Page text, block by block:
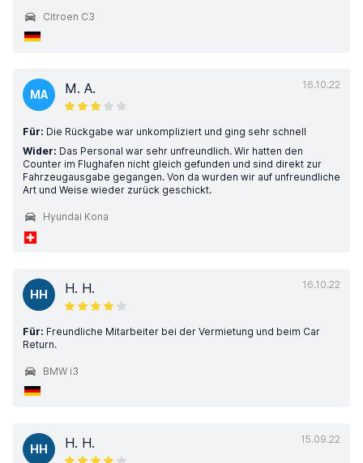
Citroen C3
16.10.22
MA M. A.
Für: Die Rückgabe war unkompliziert und ging sehr schnell
Wider: Das Personal war sehr unfreundlich. Wir hatten den
Counter im Flughafen nicht gleich gefunden und sind direkt zur
Fahrzeugausgabe gegangen. Von da wurden wir auf unfreundliche
Art und Weise wieder zurück geschickt.
Hyundai Kona
16.10.22
HH H. H.
Für: Freundliche Mitarbeiter bei der Vermietung und beim Car
Return.
BMW i3
15.09.22
HH H. H.